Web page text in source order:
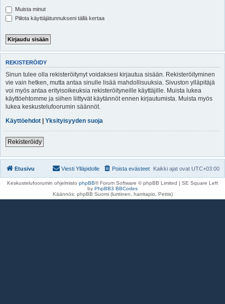
Muista minut
Piilota käyttäjätunnukseni tällä kertaa
REKISTERÖIDY
Sinun tulee olla rekisteröitynyt voidaksesi kirjautua sisään. Rekisteröityminen
vie vain hetken, mutta antaa sinulle lisää mahdollisuuksia. Sivuston ylläpitäjä
voi myös antaa erityisoikeuksia rekisteröityneille käyttäjille. Muista lukea
käyttöehtomme ja siihen liittyvät käytännöt ennen kirjautumista. Muista myös
lukea keskustelufoorumin säännöt.
Käyttöehdot | Yksityisyyden suoja
Rekisteröidy
Etusivu Kaikki ajat ovat UTC+03:00
Poista evästeet
Viesti Ylläpidolle
Keskustelufoorumin ohjelmisto phpBB® Forum Software © phpBB Limited | SE Square Left
by PhpBB3 BBCodes
Käännös: phpBB Suomi (lurttinen, harritapio, Pettis)